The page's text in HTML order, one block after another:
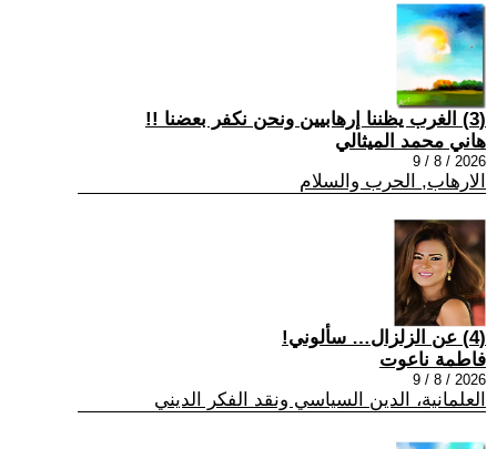
(3) الغرب يظننا إرهابيين ونحن نكفر بعضنا !!
هاني محمد الميثالي
2026 / 8 / 9
الارهاب, الحرب والسلام
(4) عن الزلزال… سألوني!
فاطمة ناعوت
2026 / 8 / 9
العلمانية، الدين السياسي ونقد الفكر الديني